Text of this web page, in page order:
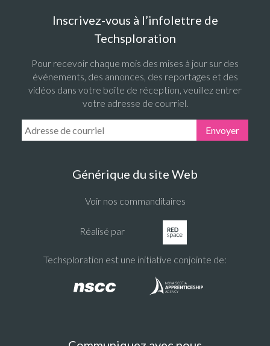
Inscrivez-vous à l’infolettre de
Techsploration
Pour recevoir chaque mois des mises à jour sur des
événements, des annonces, des reportages et des
vidéos dans votre boîte de réception, veuillez entrer
votre adresse de courriel.
Email Address: Envoyer
Générique du site Web
Voir nos commanditaires
Réalisé par
Techsploration est une initiative conjointe de: